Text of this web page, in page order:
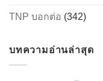
TNP บอกต่อ (342)
บทความอ่านล่าสุด